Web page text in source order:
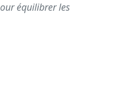
équilibrer les